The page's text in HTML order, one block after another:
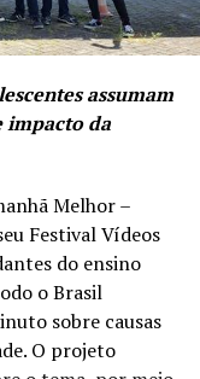
assumam
impacto da
Melhor –
Festival Vídeos
do ensino
o Brasil
sobre causas
O projeto